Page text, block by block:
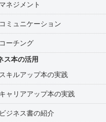
マネジメント
コミュニケーション
コーチング
ス本の活用
スキルアップ本の実践
キャリアアップ本の実践
ビジネス書の紹介